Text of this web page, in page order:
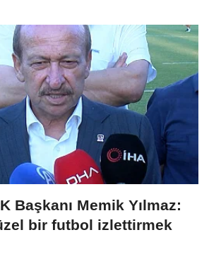
Başkanı Memik Yılmaz:
bir futbol izlettirmek